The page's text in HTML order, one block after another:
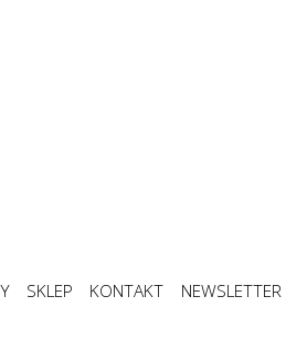
SKLEP KONTAKT NEWSLETTER